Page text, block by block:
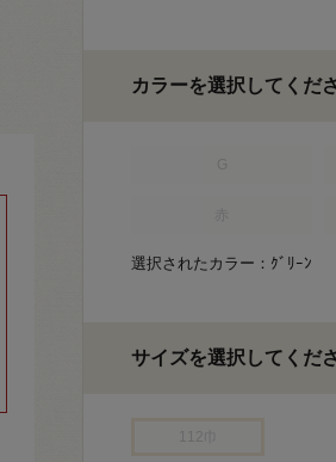
カラーを選択してくだ
選択されたカラー：ｸﾞﾘｰﾝ
サイズを選択してくだ